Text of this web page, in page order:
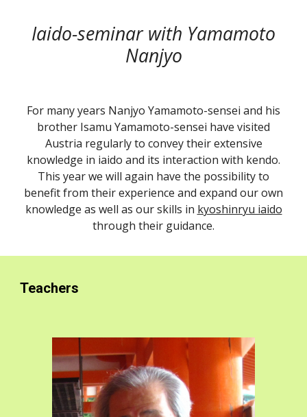
Iaido-seminarwith Yamamoto
Nanjyo
For many years Nanjyo Yamamoto-sensei and his
brother Isamu Yamamoto-sensei have visited
Austria regularly to convey their extensive
knowledge in iaido and its interaction with kendo.
This year we will again have the possibility to
benefit from their experience and expand our own
knowledge as well as our skills in kyoshinryu iaido
through their guidance.
Teachers